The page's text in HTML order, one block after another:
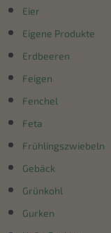
Eier
Eigene Produkte
Erdbeeren
Feigen
Fenchel
Feta
Frühlingszwiebeln
Gebäck
Grünkohl
Gurken